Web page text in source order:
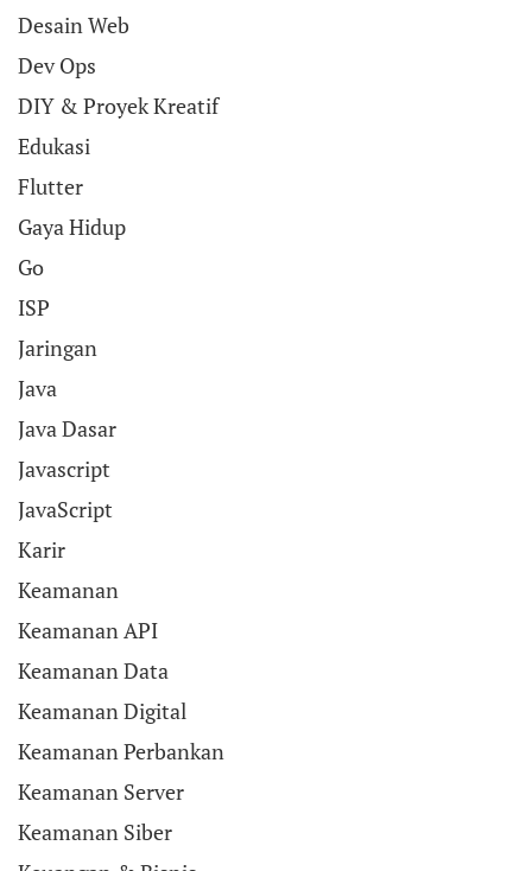
Desain Web
Dev Ops
DIY & Proyek Kreatif
Edukasi
Flutter
Gaya Hidup
Go
ISP
Jaringan
Java
Java Dasar
Javascript
JavaScript
Karir
Keamanan
Keamanan API
Keamanan Data
Keamanan Digital
Keamanan Perbankan
Keamanan Server
Keamanan Siber